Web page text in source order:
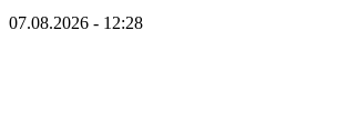
07.08.2026 - 12:28